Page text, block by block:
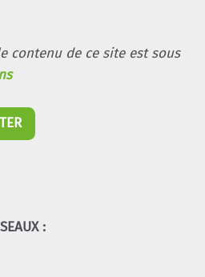
contenu de ce site est sous
: